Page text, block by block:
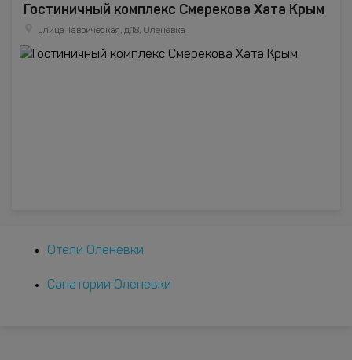
Гостиничный комплекс Смерекова Хата Крым
улица Таврическая, д.18, Оленевка
Отели Оленевки
Санатории Оленевки